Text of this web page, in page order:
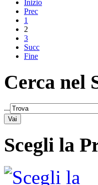
Inizio
Prec
1
2
3
Succ
Fine
Cerca nel
...
Scegli la